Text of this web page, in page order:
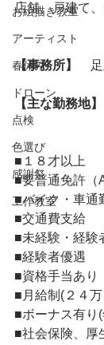
お絵描き教室
アーティスト
春休み
ドローン
点検
色選び
感謝祭
工作教室
店舗、戸建て
【事務所】 足
【主な勤務地】
■１８才以上
■要普通免許（
■バイク・車通
■交通費支給
■未経験・経験
■経験者優遇
■資格手当あり
■月給制(２４
■ボーナス有り
■社会保険、厚